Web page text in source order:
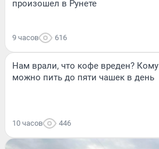
произошел в Рунете
9 часов 616
Нам врали, что кофе вреден? Кому
можно пить до пяти чашек в день
10 часов 446